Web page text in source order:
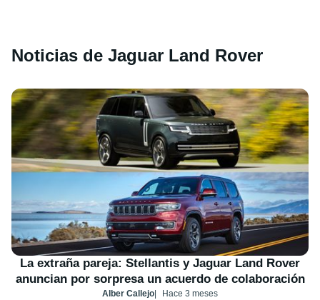
Noticias de Jaguar Land Rover
La extraña pareja: Stellantis y Jaguar Land Rover
anuncian por sorpresa un acuerdo de colaboración
Alber Callejo Hace 3 meses